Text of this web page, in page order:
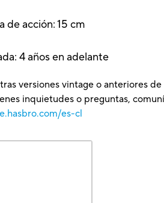
de acción: 15 cm
4 años en adelante
versiones vintage o anteriores
inquietudes o preguntas,
es-cl